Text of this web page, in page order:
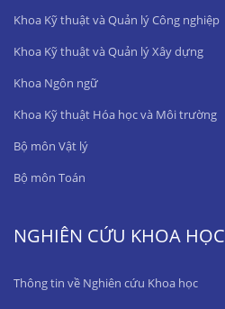
Khoa Kỹ thuật và Quản lý Công nghiệp
Khoa Kỹ thuật và Quản lý Xây dựng
Khoa Ngôn ngữ
Khoa Kỹ thuật Hóa học và Môi trường
Bộ môn Vật lý
Bộ môn Toán
NGHIÊN CỨU KHOA HỌC
Thông tin về Nghiên cứu Khoa học